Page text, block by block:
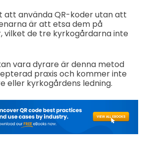
att använda QR-koder utan att
är att etsa dem på
vilket de tre kyrkogårdarna inte
vara dyrare är denna metod
praxis och kommer inte
eller kyrkogårdens ledning.